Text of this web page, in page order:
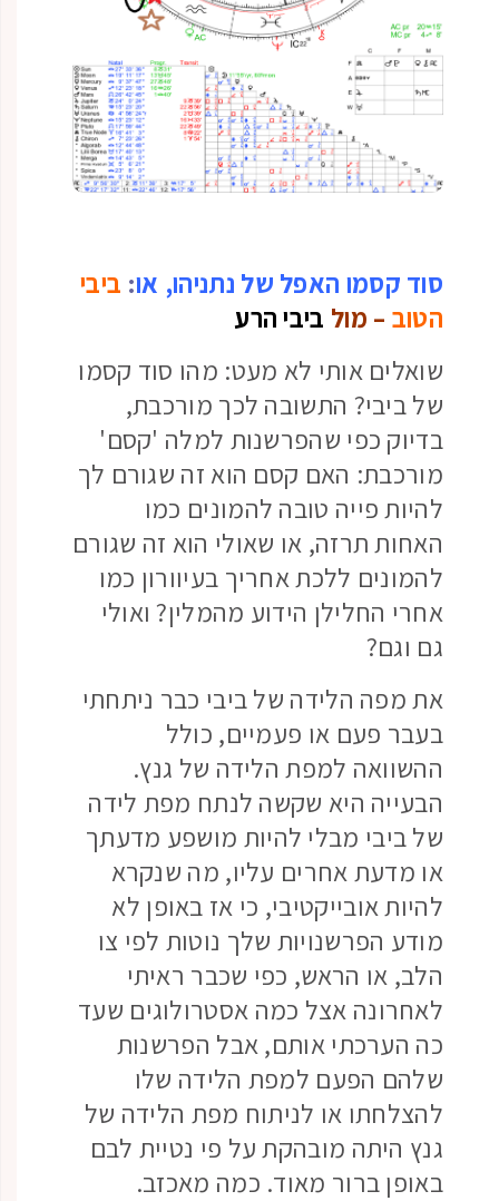
סוד קסמו האפל של נתניהו, או: ביבי
הטוב – מול ביבי הרע
שואלים אותי לא מעט: מהו סוד קסמו
של ביבי? התשובה לכך מורכבת,
בדיוק כפי שהפרשנות למלה 'קסם'
מורכבת: האם קסם הוא זה שגורם לך
להיות פייה טובה להמונים כמו
האחות תרזה, או שאולי הוא זה שגורם
להמונים ללכת אחריך בעיוורון כמו
אחרי החלילן הידוע מהמלין? ואולי
גם וגם?
את מפה הלידה של ביבי כבר ניתחתי
בעבר פעם או פעמיים, כולל
ההשוואה למפת הלידה של גנץ.
הבעייה היא שקשה לנתח מפת לידה
של ביבי מבלי להיות מושפע מדעתך
או מדעת אחרים עליו, מה שנקרא
להיות אובייקטיבי, כי אז באופן לא
מודע הפרשנויות שלך נוטות לפי צו
הלב, או הראש, כפי שכבר ראיתי
לאחרונה אצל כמה אסטרולוגים שעד
כה הערכתי אותם, אבל הפרשנות
שלהם הפעם למפת הלידה שלו
להצלחתו או לניתוח מפת הלידה של
גנץ היתה מובהקת על פי נטיית לבם
באופן ברור מאוד. כמה מאכזב.